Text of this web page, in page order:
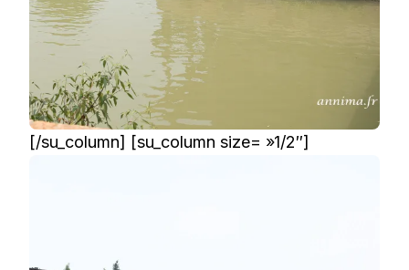
[/su_column] [su_column size= »1/2″]